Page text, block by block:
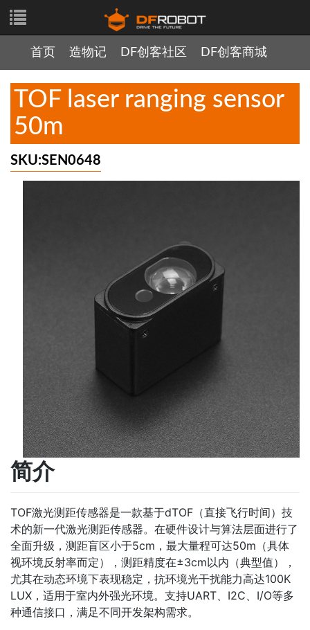
首页 造物记 DF创客社区 DF创客商城
TOF laser ranging sensor
50m
SKU:SEN0648
简介
TOF激光测距传感器是一款基于dTOF（直接飞行时间）技
术的新一代激光测距传感器。在硬件设计与算法层面进行了
全面升级，测距盲区小于5cm，最大量程可达50m（具体
视环境反射率而定），测距精度在±3cm以内（典型值），
尤其在动态环境下表现稳定，抗环境光干扰能力高达100K
LUX，适用于室内外强光环境。支持UART、I2C、I/O等多
种通信接口，满足不同开发架构需求。